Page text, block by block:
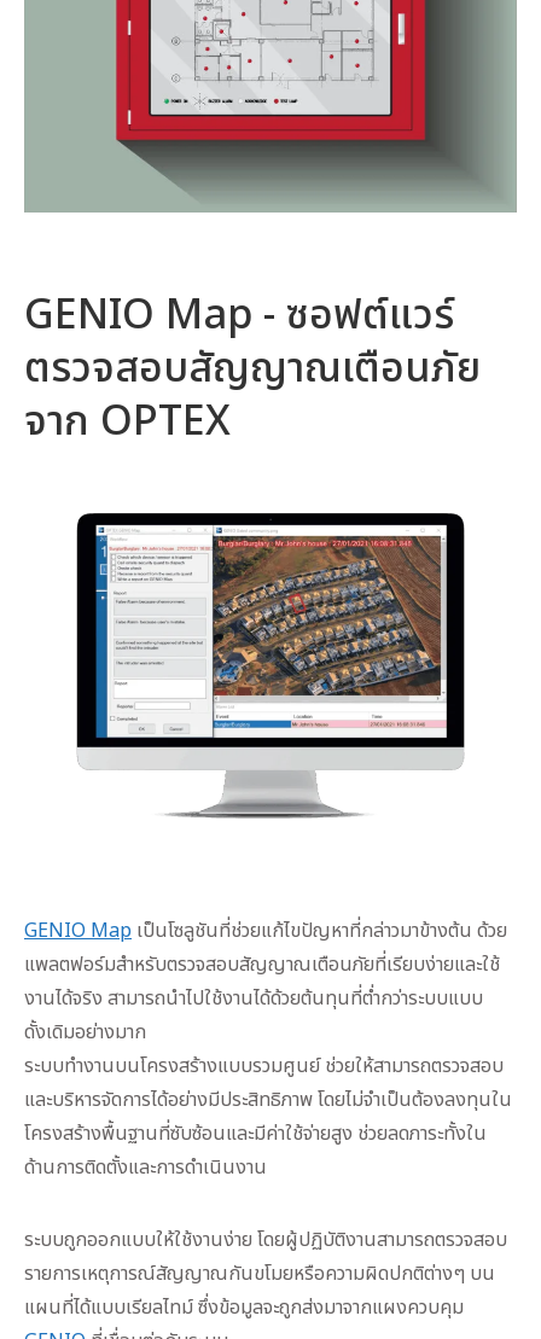
GENIO Map - ซอฟต์แวร์
ตรวจสอบสัญญาณเตือนภัย
จาก OPTEX
GENIO Map เป็นโซลูชันที่ช่วยแก้ไขปัญหาที่กล่าวมาข้างต้น ด้วย
แพลตฟอร์มสำหรับตรวจสอบสัญญาณเตือนภัยที่เรียบง่ายและใช้
งานได้จริง สามารถนำไปใช้งานได้ด้วยต้นทุนที่ต่ำกว่าระบบแบบ
ดั้งเดิมอย่างมาก
ระบบทำงานบนโครงสร้างแบบรวมศูนย์ ช่วยให้สามารถตรวจสอบ
และบริหารจัดการได้อย่างมีประสิทธิภาพ โดยไม่จำเป็นต้องลงทุนใน
โครงสร้างพื้นฐานที่ซับซ้อนและมีค่าใช้จ่ายสูง ช่วยลดภาระทั้งใน
ด้านการติดตั้งและการดำเนินงาน
ระบบถูกออกแบบให้ใช้งานง่าย โดยผู้ปฏิบัติงานสามารถตรวจสอบ
รายการเหตุการณ์สัญญาณกันขโมยหรือความผิดปกติต่างๆ บน
แผนที่ได้แบบเรียลไทม์ ซึ่งข้อมูลจะถูกส่งมาจากแผงควบคุม